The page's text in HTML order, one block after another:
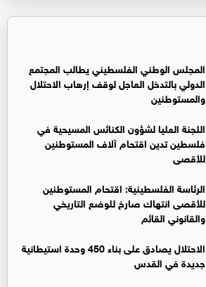
المجلس الوطني الفلسطيني يطالب المجتمع
الدولي بالتدخل العاجل لوقف إرهاب الاحتلال
والمستوطنين
اللجنة العليا لشؤون الكنائس المسيحية في
فلسطين تدين اقتحام آلاف المستوطنين
للأقصى
الرئاسة الفلسطينية: اقتحام المستوطنين
للأقصى انتهاك صارخ للوضع التاريخي
والقانوني القائم
الاحتلال يصادق على بناء 450 وحدة استيطانية
جديدة في القدس ‏